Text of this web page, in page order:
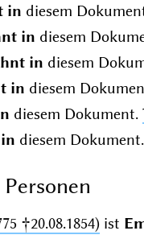
in diesem
in diesem
in diesem
in diesem
diesem Dokument.
diesem Dokument.
†20.08.1854)ist